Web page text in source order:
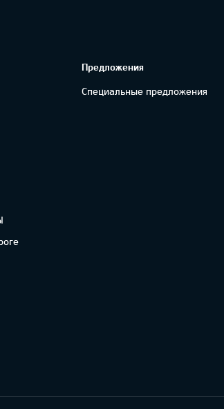
Предложения
Специальные предложения